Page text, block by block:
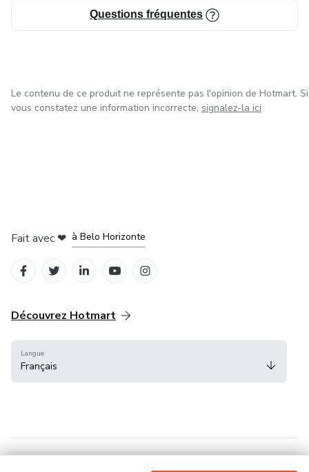
Questions fréquentes
Le contenu de ce produit ne représente pas l'opinion de Hotmart. Si
vous constatez une information incorrecte, signalez-la ici
Fait avec ❤ à Belo Horizonte
Découvrez Hotmart
Langue
Français